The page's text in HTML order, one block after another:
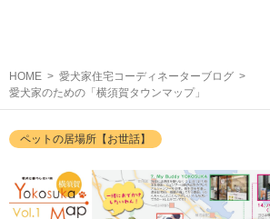
HOME
愛犬家住宅コーディネーターブログ
愛犬家のための「横須賀タウンマップ」
ペットの居場所【お世話】